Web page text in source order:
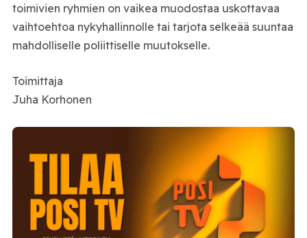
toimivien ryhmien on vaikea muodostaa uskottavaa
vaihtoehtoa nykyhallinnolle tai tarjota selkeää suuntaa
mahdolliselle poliittiselle muutokselle.
Toimittaja
Juha Korhonen